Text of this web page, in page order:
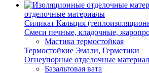
отделочные материалы
Силикат Кальция
Смеси печные, кладочные,
Мастика термостойкая
Термостойкие Эмали, Герметики
Огнеупорные отделочные
Базальтовая вата